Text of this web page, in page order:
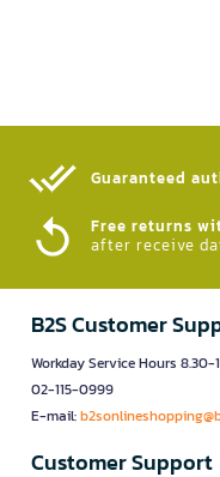
Guaranteed
Free returns
after receive
B2S Customer
Workday Service Hours 8.30-
02-115-0999
E-mail:
Customer Support